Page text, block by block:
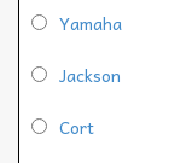
Yamaha
Jackson
Cort